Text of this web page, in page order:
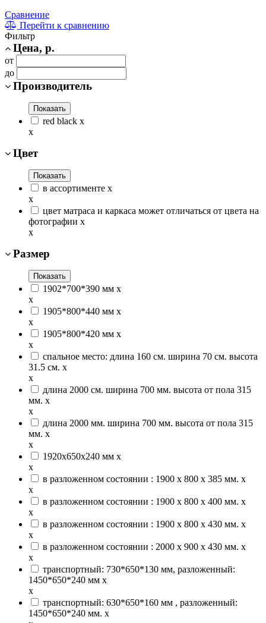
Сравнение
Перейти к сравнению
Фильтр
Цена, р.
от
до
Производитель
Показать
red black x
x
Цвет
Показать
в ассортименте x
x
цвет матраса и каркаса может отличаться от цвета на
фотографии x
x
Размер
Показать
1902*700*390 мм x
x
1905*800*440 мм x
x
1905*800*420 мм x
x
спальное место: длина 160 см. ширина 70 см. высота
31.5 см. x
x
длина 2000 см. ширина 700 мм. высота от пола 315
мм. x
x
длина 2000 мм. ширина 700 мм. высота от пола 315
мм. x
x
1920x650x240 мм x
x
в разложенном состоянии : 1900 х 800 х 385 мм. x
x
в разложенном состоянии : 1900 х 800 х 400 мм. x
x
в разложенном состоянии : 1900 х 800 х 430 мм. x
x
в разложенном состоянии : 2000 х 900 х 430 мм. x
x
транспортный: 730*650*130 мм, разложенный:
1450*650*240 мм x
x
транспортный: 630*650*160 мм , разложенный:
1450*650*240 мм. x